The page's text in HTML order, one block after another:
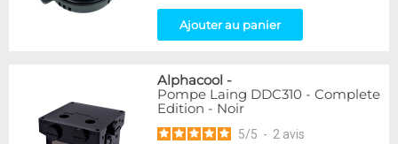
Ajouter au panier
Alphacool -
Pompe Laing DDC310 - Complete
Edition - Noir
5/5 - 2 avis